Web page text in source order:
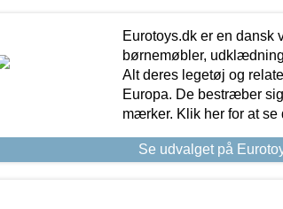
Eurotoys.dk er en dansk
børnemøbler,
Alt deres legetøj og
Europa. De bestræber
mærker. Klik her for at se
Se udvalget på